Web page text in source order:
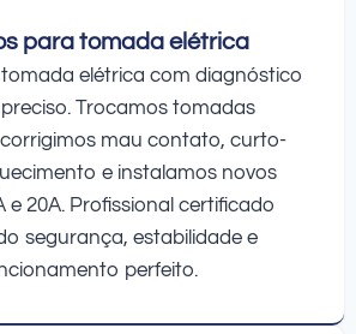
para tomada elétrica
elétrica com diagnóstico
Trocamos tomadas
mau contato, curto-
e instalamos novos
e 20A. Profissional certificado
segurança, estabilidade e
perfeito.